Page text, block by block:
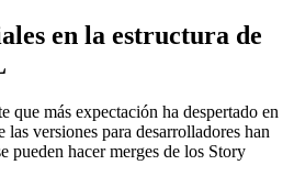
en la estructura de
que más expectación ha despertado en
las versiones para desarrolladores han
pueden hacer merges de los Story